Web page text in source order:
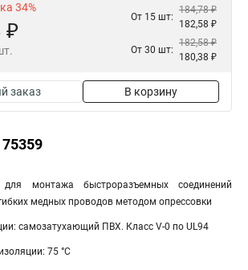
34%
₽
От 15 шт:
184,78 ₽
182,58 ₽
От 30 шт:
182,58 ₽
180,38 ₽
заказ В корзину
для монтажа быстроразъемных соединений
медных проводов методом опрессовки
самозатухающий ПВХ. Класс V-0 по UL94
75 °C